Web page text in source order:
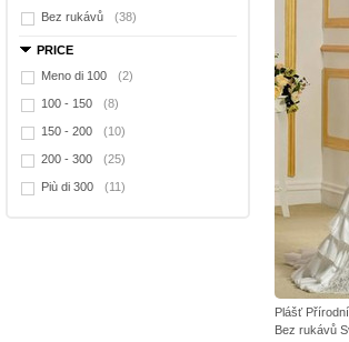
Bez rukávů (38)
PRICE
Meno di 100
(2)
100 - 150 (8)
150 - 200 (10)
200 - 300 (25)
Più di 300 (11)
Plášť
Bez rukávů